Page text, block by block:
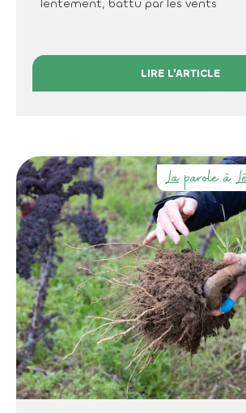
lentement, battu par les vents
LIRE L'ARTICLE
La parole à